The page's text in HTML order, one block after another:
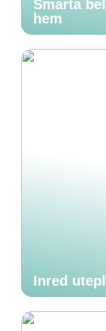
Smarta
hem
Inred